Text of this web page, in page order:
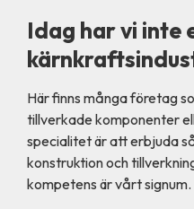
Idag har vi inte
Här finns många företag
tillverkade komponenter
specialitet är att erbjuda
konstruktion och
kompetens är vårt signum.